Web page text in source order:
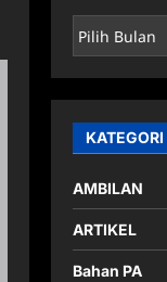
ARSIP
BERITA
KATEGORI
AMBILAN
ARTIKEL
Bahan PA